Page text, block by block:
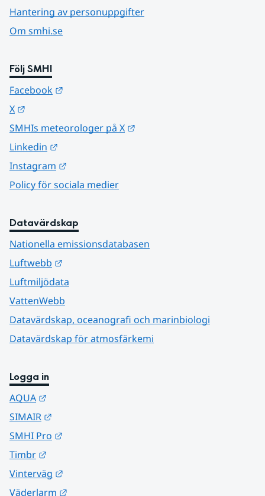
Hantering av personuppgifter
Om smhi.se
Följ SMHI
Facebook
X
SMHIs meteorologer på X
Linkedin
Instagram
Policy för sociala medier
Datavärdskap
Nationella emissionsdatabasen
Luftwebb
Luftmiljödata
VattenWebb
Datavärdskap, oceanografi och marinbiologi
Datavärdskap för atmosfärkemi
Logga in
AQUA
SIMAIR
SMHI Pro
Timbr
Vinterväg
Väderlarm